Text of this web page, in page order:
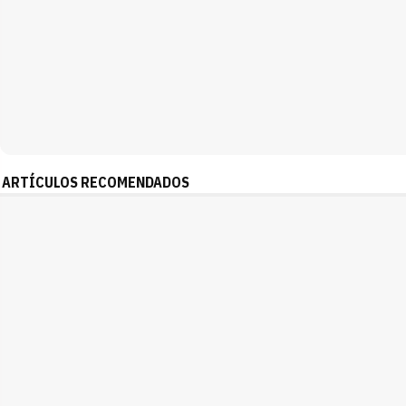
ARTÍCULOS RECOMENDADOS